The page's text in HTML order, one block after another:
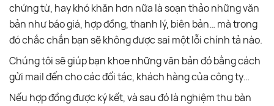
chứng từ, hay khó khăn hơn nữa là soạn thảo những văn
bản như báo giá, hợp đồng, thanh lý, biên bản… mà trong
đó chắc chắn bạn sẽ không được sai một lỗi chính tả nào.
Chúng tôi sẽ giúp bạn khoe những văn bản đó bằng cách
gửi mail đến cho các đối tác, khách hàng của công ty…
Nếu hợp đồng được ký kết, và sau đó là nghiệm thu bàn